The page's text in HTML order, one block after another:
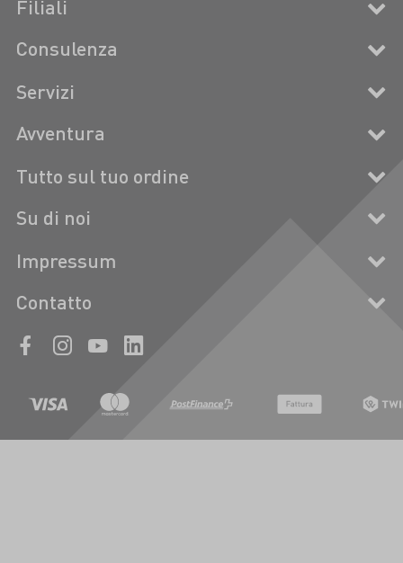
Filiali
Consulenza
Servizi
Avventura
Tutto sul tuo ordine
Su di noi
Impressum
Contatto